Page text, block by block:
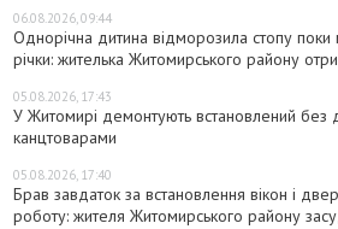
06.08.2026, 09:44
Однорічна дитина відморозила стопу поки
річки: жителька Житомирського району
05.08.2026, 17:43
У Житомирі демонтують встановлений без
канцтоварами
05.08.2026, 17:40
Брав завдаток за встановлення вікон і
роботу: жителя Житомирського району